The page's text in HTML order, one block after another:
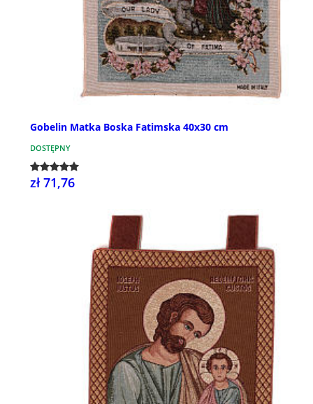
Gobelin Matka Boska Fatimska 40x30 cm
DOSTĘPNY
zł 71,76